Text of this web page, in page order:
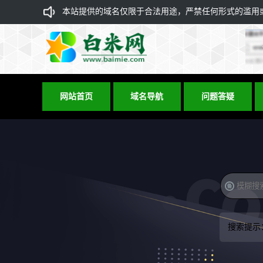
本站提供的域名仅限于合法用途，严禁任何形式的滥
网站首页 域名导航 问题答疑
搜索提示